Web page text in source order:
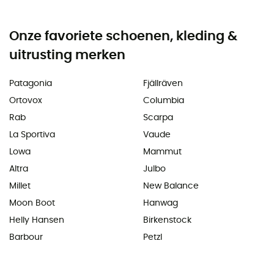
Onze favoriete schoenen, kleding &
uitrusting merken
Patagonia
Ortovox
Rab
La Sportiva
Lowa
Altra
Millet
Moon Boot
Helly Hansen
Barbour
Fjällräven
Columbia
Scarpa
Vaude
Mammut
Julbo
New Balance
Hanwag
Birkenstock
Petzl